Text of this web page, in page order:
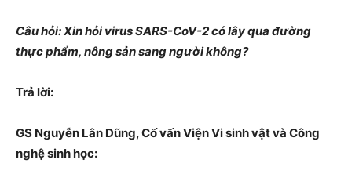
Câu hỏi: Xin hỏi virus SARS-CoV-2 có lây qua đường
thực phẩm, nông sản sang người không?
Trả lời:
GS Nguyễn Lân Dũng, Cố vấn Viện Vi sinh vật và Công
nghệ sinh học: